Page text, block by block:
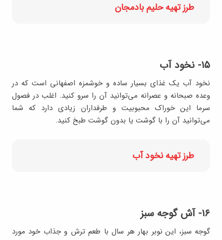
طرز تهیه حلیم بادمجان
۱۵- نخود آب
نخود آب یک غذای بسیار ساده و خوشمزه اصفهانی است که در
وعده صبحانه و عصرانه می‌توانید آن را سرو کنید. اغلب در فصول
سرما این خوراک محبوبیت و طرفداران زیادی دارد که شما
می‌توانید آن را با گوشت یا بدون گوشت طبخ کنید.
طرز تهیه نخود آب
۱۶- آش گوجه سبز
گوجه‌ سبز، این نوبر بهار هر سال با طعم ترش و جذاب خود مورد